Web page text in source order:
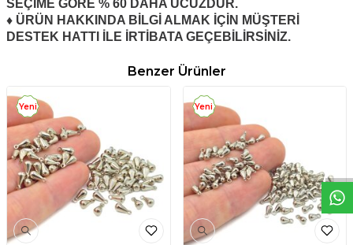
SEÇİME GÖRE % 60 DAHA UCUZDUR.
♦ ÜRÜN HAKKINDA BİLGİ ALMAK İÇİN MÜŞTERİ
DESTEK HATTI İLE İRTİBATA GEÇEBİLİRSİNİZ.
Benzer Ürünler
Yeni Yeni